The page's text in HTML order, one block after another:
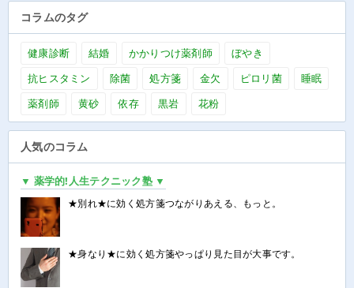
コラムのタグ
健康診断 結婚 かかりつけ薬剤師
ぼやき
抗ヒスタミン
除菌 処方箋 金欠 ピロリ菌
睡眠
薬剤師
黄砂 依存 黒岩 花粉
人気のコラム
▼ 薬学的!人生テクニック塾 ▼
★別れ★に効く処方箋つながりあえる、もっと。
★身なり★に効く処方箋やっぱり見た目が大事です。